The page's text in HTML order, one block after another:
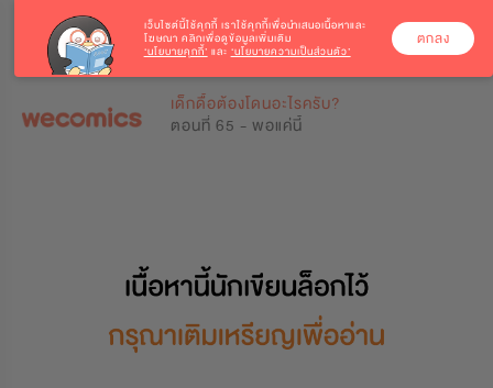
เด็กดื้อต้องโดนอะไรครับ?
ตอนที่ 65 - พอแค่นี้
เว็บไซต์นี้ใช้คุกกี้ เราใช้คุกกี้เพื่อนำเสนอเนื้อหาและ
โฆษณา คลิกเพื่อดูข้อมูลเพิ่มเติม
‘นโยบายคุกกี้’ และ ‘นโยบายความเป็นส่วนตัว’
ตกลง